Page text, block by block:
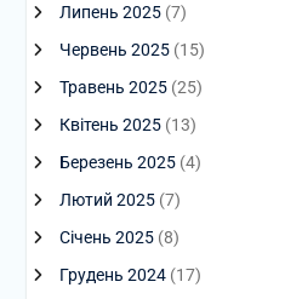
Липень 2025(7)
Червень 2025(15)
Травень 2025(25)
Квітень 2025(13)
Березень 2025(4)
Лютий 2025(7)
Січень 2025(8)
Грудень 2024(17)